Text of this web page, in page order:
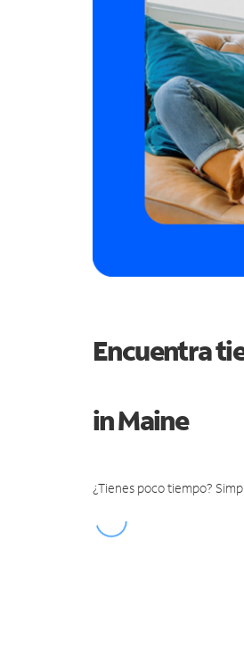
Encuentra
in Maine
¿Tienes poco tiempo?